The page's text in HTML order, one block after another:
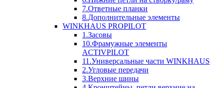
7.Ответные планки
8.Дополнительные элементы
WINKHAUS PROPILOT
1.Засовы
10.Фрамужные элементы
ACTIVPILOT
11.Универсальные части WINKHAUS
2.Угловые передачи
3.Верхние шины